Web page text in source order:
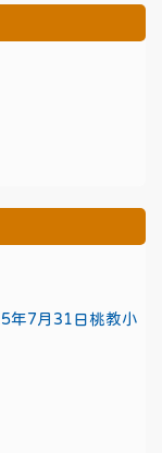
年7月31日桃教小